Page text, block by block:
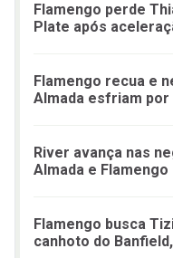
Flamengo perde
Plate após
Flamengo recua e
Almada esfriam por
River avança nas
Almada e
Flamengo busca
canhoto do